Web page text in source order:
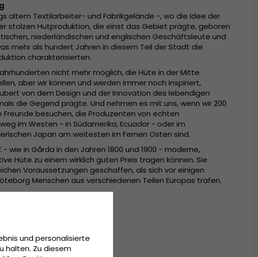
altem Textilarbeiter- und Fabrikgelände -, wo die Idee der
stolzen Hutproduktion, die einst das Gebiet prägte, geboren
niederländischen und englischen Geschäftsleute und
mehr als hundert Jahren in diesem Teil der Stadt die
charakterisierten.
nicht mehr möglich, die Hüte in der Mitte
aber wir können und werden immer noch inspiriert,
von dem Design und der Innovation des lebendigen
die Gegend prägte. Und nehmen es mit uns, wenn wir 200
Freunde besuchen, die Produzenten von echten
im Westen - in Südamerika, Ecuador - oder im
Japan am weitesten im Fernen Osten sind.
- wie in Gårda in den Jahren 1800 und 1900 - moderne,
Hüte zu einem wirklich guten Preis tragen können. Sie
Voraussetzungen geschaffen, als sich vor einigen
Menschen aus verschiedenen Teilen Europas trafen.
Wolle.
und personalisierte
halten. Zu diesem